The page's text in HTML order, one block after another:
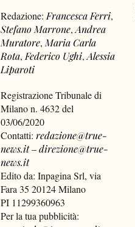
Redazione: Francesca Ferri,
Stefano Marrone,Andrea
Muratore, Maria Carla
Rota, Federico Ughi,Alessia
Liparoti
Registrazione Tribunale di
Milano n. 4632 del
03/06/2020
Contatti:redazione@true-
news.it–direzione@true-
news.it
Edito da: Inpagina Srl, via
Fara 35 20124 Milano
PI 11299360963
Per la tua pubblicità: